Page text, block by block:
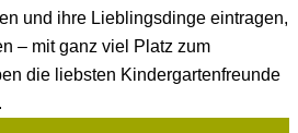
und ihre Lieblingsdinge eintragen,
– mit ganz viel Platz zum
die liebsten Kindergartenfreunde